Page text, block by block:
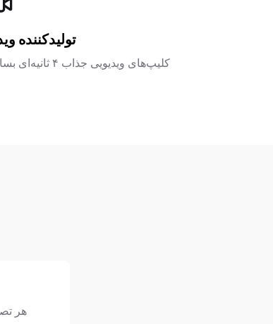
تولیدکننده
کلیپ‌های ویدیویی جذاب ۴ ثانیه‌ای بسازید
هر